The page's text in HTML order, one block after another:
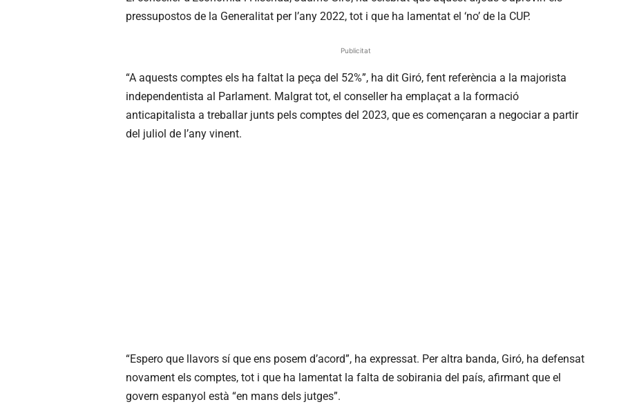
pressupostos de la Generalitat per l’any 2022, tot i que ha lamentat el ‘no’ de la CUP.
Publicitat
“A aquests comptes els ha faltat la peça del 52%”, ha dit Giró, fent referència a la majorista
independentista al Parlament. Malgrat tot, el conseller ha emplaçat a la formació
anticapitalista a treballar junts pels comptes del 2023, que es començaran a negociar a partir
del juliol de l’any vinent.
“Espero que llavors sí que ens posem d’acord”, ha expressat. Per altra banda, Giró, ha defensat
novament els comptes, tot i que ha lamentat la falta de sobirania del país, afirmant que el
govern espanyol està “en mans dels jutges”.